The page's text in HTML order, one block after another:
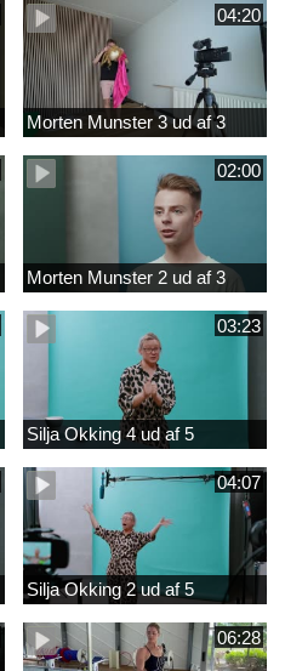
04:20
Morten Munster 3 ud af 3
02:00
Morten Munster 2 ud af 3
03:23
Silja Okking 4 ud af 5
04:07
Silja Okking 2 ud af 5
06:28